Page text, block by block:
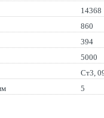
14368
860
394
5000
Ст3,
5